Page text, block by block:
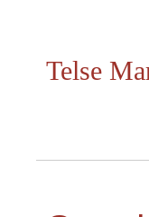
springenTelse